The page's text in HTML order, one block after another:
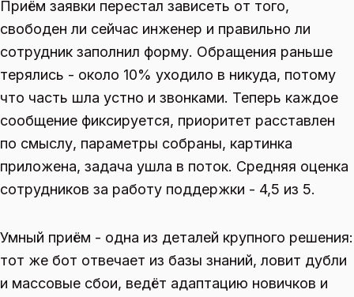
Приём заявки перестал зависеть от того,
свободен ли сейчас инженер и правильно ли
сотрудник заполнил форму. Обращения раньше
терялись - около 10% уходило в никуда, потому
что часть шла устно и звонками. Теперь каждое
сообщение фиксируется, приоритет расставлен
по смыслу, параметры собраны, картинка
приложена, задача ушла в поток. Средняя оценка
сотрудников за работу поддержки - 4,5 из 5.
Умный приём - одна из деталей крупного решения:
тот же бот отвечает из базы знаний, ловит дубли
и массовые сбои, ведёт адаптацию новичков и